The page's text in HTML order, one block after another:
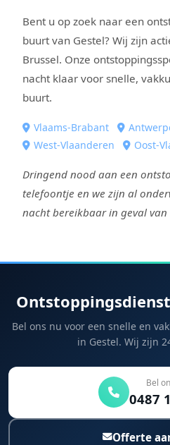
Bent u op zoek naar een
buurt van Gestel? Wij zijn
Brussel. Onze
nacht klaar voor snelle,
buurt.
Vlaams-Brabant
West-Vlaanderen
Oost-
Dringend nood aan een
telefoontje en we zijn al
nacht bereikbaar in geval van
Bel ons nu voor een snelle en
in Gestel. Wij zijn
Bel
0487
Offerte